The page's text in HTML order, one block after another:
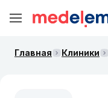
Главная Клиники